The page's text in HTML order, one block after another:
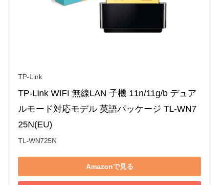
TP-Link
TP-Link WIFI 無線LAN 子機 11n/11g/b デュア
ルモード対応モデル 英語パッケージ TL-WN7
25N(EU)
TL-WN725N
Amazonで見る